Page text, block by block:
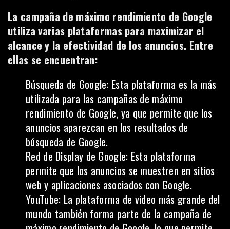
La campaña de máximo rendimiento de Google
utiliza varias plataformas para maximizar el
alcance y la efectividad de los anuncios. Entre
ellas se encuentran:
Búsqueda de Google: Esta plataforma es la más
utilizada para las campañas de máximo
rendimiento de Google, ya que permite que los
anuncios aparezcan en los resultados de
búsqueda de Google.
Red de Display de Google: Esta plataforma
permite que los anuncios se muestren en sitios
web y aplicaciones asociados con Google.
YouTube: La plataforma de video más grande del
mundo también forma parte de la campaña de